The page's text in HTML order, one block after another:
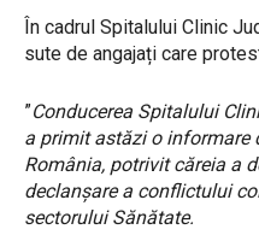
În cadrul Spitalului Clinic
sute de angajați care
”Conducerea Spitalului
a primit astăzi o informare
România, potrivit căreia a
declanșare a conflictului
sectorului Sănătate.